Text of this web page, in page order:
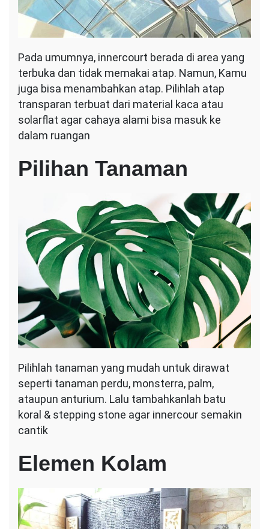
Pada umumnya, innercourt berada di area yang
terbuka dan tidak memakai atap. Namun, Kamu
juga bisa menambahkan atap. Pilihlah atap
transparan terbuat dari material kaca atau
solarflat agar cahaya alami bisa masuk ke
dalam ruangan
Pilihan Tanaman
Pilihlah tanaman yang mudah untuk dirawat
seperti tanaman perdu, monsterra, palm,
ataupun anturium. Lalu tambahkanlah batu
koral & stepping stone agar innercour semakin
cantik
Elemen Kolam